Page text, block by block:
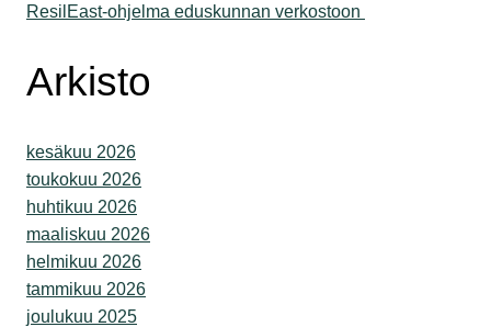
ResilEast-ohjelma eduskunnan verkostoon
Arkisto
kesäkuu 2026
toukokuu 2026
huhtikuu 2026
maaliskuu 2026
helmikuu 2026
tammikuu 2026
joulukuu 2025